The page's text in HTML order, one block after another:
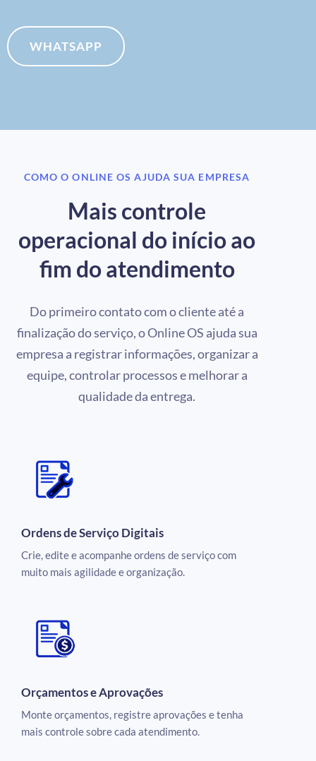
WHATSAPP
COMO O ONLINE OS AJUDA SUA EMPRESA
Mais controle
operacional do início ao
fim do atendimento
Do primeiro contato com o cliente até a
finalização do serviço, o Online OS ajuda sua
empresa a registrar informações, organizar a
equipe, controlar processos e melhorar a
qualidade da entrega.
Ordens de Serviço Digitais
Crie, edite e acompanhe ordens de serviço com
muito mais agilidade e organização.
Orçamentos e Aprovações
Monte orçamentos, registre aprovações e tenha
mais controle sobre cada atendimento.